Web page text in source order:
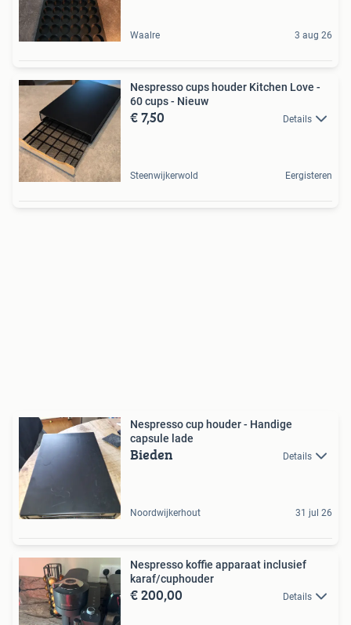
Waalre 3 aug 26
Nespresso cups houder Kitchen Love -
60 cups - Nieuw
€ 7,50 Details
Steenwijkerwold Eergisteren
Nespresso cup houder - Handige
capsule lade
Bieden Details
Noordwijkerhout 31 jul 26
Nespresso koffie apparaat inclusief
karaf/cuphouder
€ 200,00 Details